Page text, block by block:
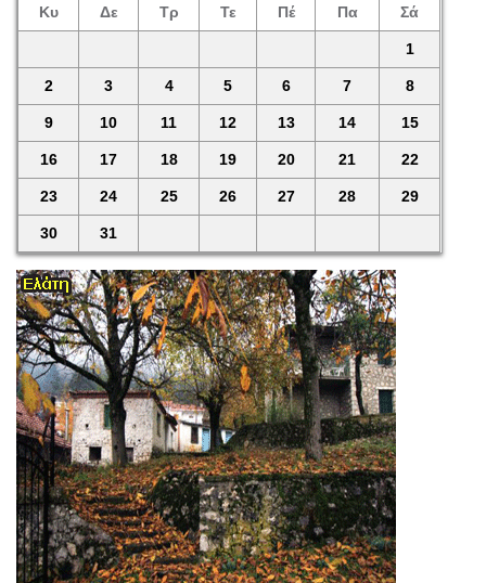
Κυ Δε Τρ Τε Πέ Πα Σά
1
2 3 4 5 6 7 8
9 10 11 12 13 14 15
16 17 18 19 20 21 22
23 24 25 26 27 28 29
30 31